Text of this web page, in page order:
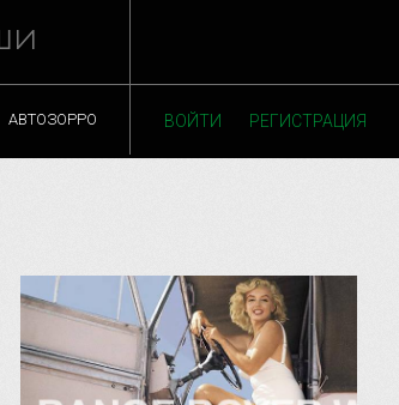
АВТОЗОРРО ВОЙТИ РЕГИСТРАЦИЯ